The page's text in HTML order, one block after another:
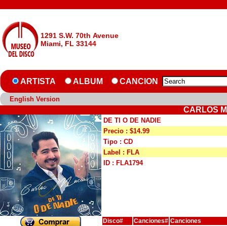
1291 S.W. 70th Avenue
Miami, FL 33144
ARTISTA ALBUM CANCION
English Version
CARLOS
DE TI O DE NADIE
Precio : $14.99
Tipo : CD
Label : FLA
ID : FLA1794
Disco# Canciones# Canciones